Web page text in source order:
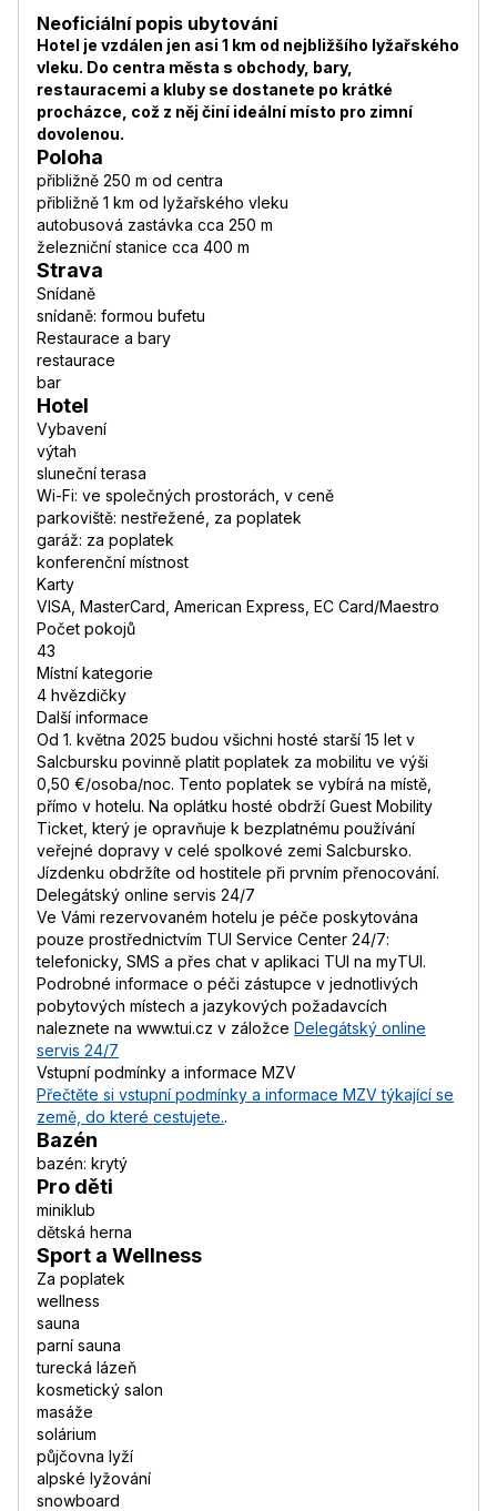
Neoficiální popis ubytování
Hotel je vzdálen jen asi 1 km od nejbližšího lyžařského
vleku. Do centra města s obchody, bary,
restauracemi a kluby se dostanete po krátké
procházce, což z něj činí ideální místo pro zimní
dovolenou.
Poloha
přibližně 250 m od centra
přibližně 1 km od lyžařského vleku
autobusová zastávka cca 250 m
železniční stanice cca 400 m
Strava
Snídaně
snídaně: formou bufetu
Restaurace a bary
restaurace
bar
Hotel
Vybavení
výtah
sluneční terasa
Wi-Fi: ve společných prostorách, v ceně
parkoviště: nestřežené, za poplatek
garáž: za poplatek
konferenční místnost
Karty
VISA, MasterCard, American Express, EC Card/Maestro
Počet pokojů
43
Místní kategorie
4 hvězdičky
Další informace
Od 1. května 2025 budou všichni hosté starší 15 let v
Salcbursku povinně platit poplatek za mobilitu ve výši
0,50 €/osoba/noc. Tento poplatek se vybírá na místě,
přímo v hotelu. Na oplátku hosté obdrží Guest Mobility
Ticket, který je opravňuje k bezplatnému používání
veřejné dopravy v celé spolkové zemi Salcbursko.
Jízdenku obdržíte od hostitele při prvním přenocování.
Delegátský online servis 24/7
Ve Vámi rezervovaném hotelu je péče poskytována
pouze prostřednictvím TUI Service Center 24/7:
telefonicky, SMS a přes chat v aplikaci TUI na myTUI.
Podrobné informace o péči zástupce v jednotlivých
pobytových místech a jazykových požadavcích
naleznete na www.tui.cz v záložce Delegátský online
servis 24/7
Vstupní podmínky a informace MZV
Přečtěte si vstupní podmínky a informace MZV týkající se
země, do které cestujete..
Bazén
bazén: krytý
Pro děti
miniklub
dětská herna
Sport a Wellness
Za poplatek
wellness
sauna
parní sauna
turecká lázeň
kosmetický salon
masáže
solárium
půjčovna lyží
alpské lyžování
snowboard